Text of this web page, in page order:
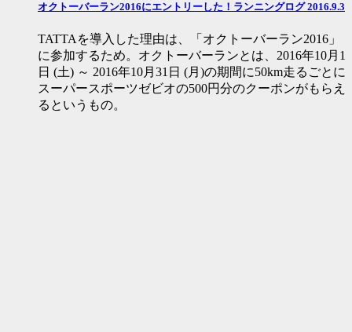
オクトーバーラン2016にエントリーした！ランニングログ 2016.9.3
TATTAを導入した理由は、「オクトーバーラン2016」
に参加するため。オクトーバーランとは、2016年10月1
日 (土) ～ 2016年10月31日 (月)の期間に50km走るごとに
スーパースポーツゼビオの500円分のクーポンがもらえ
るというもの。